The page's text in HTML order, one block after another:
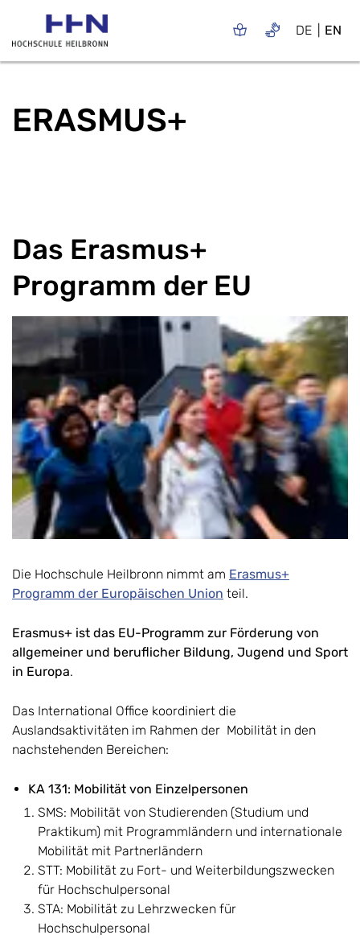
DE EN
ERASMUS+
Das Erasmus+
Programm der EU
Die Hochschule Heilbronn nimmt am Erasmus+
Programm der Europäischen Union teil.
Erasmus+ ist das EU-Programm zur Förderung von
allgemeiner und beruflicher Bildung, Jugend und Sport
in Europa.
Das International Office koordiniert die
Auslandsaktivitäten im Rahmen der Mobilität in den
nachstehenden Bereichen:
KA 131: Mobilität von Einzelpersonen
SMS: Mobilität von Studierenden (Studium und
Praktikum) mit Programmländern und internationale
Mobilität mit Partnerländern
STT: Mobilität zu Fort- und Weiterbildungszwecken
für Hochschulpersonal
STA: Mobilität zu Lehrzwecken für
Hochschulpersonal